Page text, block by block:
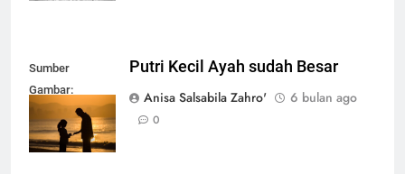
Sumber
Gambar:
pixabay.com
Putri Kecil Ayah sudah Besar
Anisa Salsabila Zahro'
6 bulan ago
0